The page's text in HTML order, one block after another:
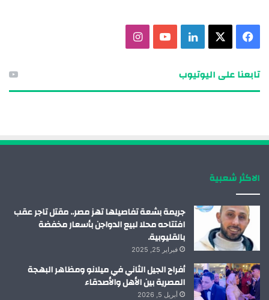
م
تابعنا على اليوتيوب
الاكثر شعبية
جريمة بشعة تفاصيلها تهز مصر.. مقتل تاجر عقب
افتتاحه محلا لبيع الدواجن بأسعار مخفضة
بالقليوبية.
فبراير 25, 2025
أفراح الجيل الثاني في ميلانو ومظاهر البهجة
المصرية بين الأهل والأصدقاء
أبريل 5, 2026